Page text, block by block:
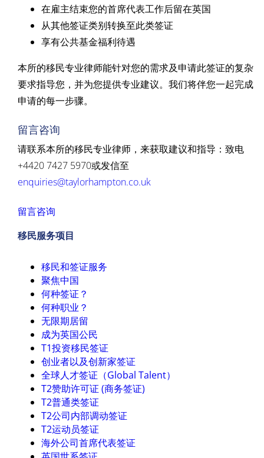
在雇主结束您的首席代表工作后留在英国
从其他签证类别转换至此类签证
享有公共基金福利待遇
本所的移民专业律师能针对您的需求及申请此签证的复杂
要求指导您，并为您提供专业建议。我们将伴您一起完成
申请的每一步骤。
留言咨询
请联系本所的移民专业律师，来获取建议和指导：致电
+4420 7427 5970或发信至
enquiries@taylorhampton.co.uk
留言咨询
移民服务项目
移民和签证服务
聚焦中国
何种签证？
何种职业？
无限期居留
成为英国公民
T1投资移民签证
创业者以及创新家签证
全球人才签证（Global Talent）
T2赞助许可证 (商务签证)
T2普通类签证
T2公司内部调动签证
T2运动员签证
海外公司首席代表签证